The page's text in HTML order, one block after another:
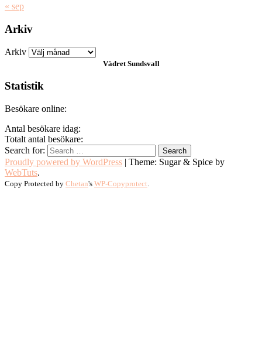
« sep
Arkiv
Arkiv
VädretSundsvall
Statistik
Besökare online:
Antal besökare idag:
Totalt antal besökare:
Search for:
Proudly powered by WordPress | Theme: Sugar & Spice by
WebTuts.
Copy Protected by Chetan's WP-Copyprotect.